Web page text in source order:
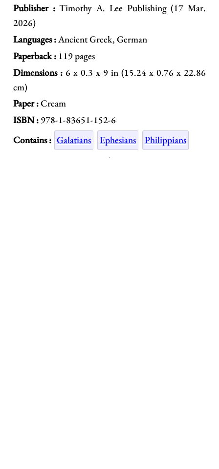
Publisher :Timothy A. Lee Publishing (17 Mar.
2026)
Languages :Ancient Greek, German
Paperback :119 pages
Dimensions :6 x 0.3 x 9 in (15.24 x 0.76 x 22.86
cm)
Paper :Cream
ISBN :978-1-83651-152-6
Contains : Galatians Ephesians Philippians